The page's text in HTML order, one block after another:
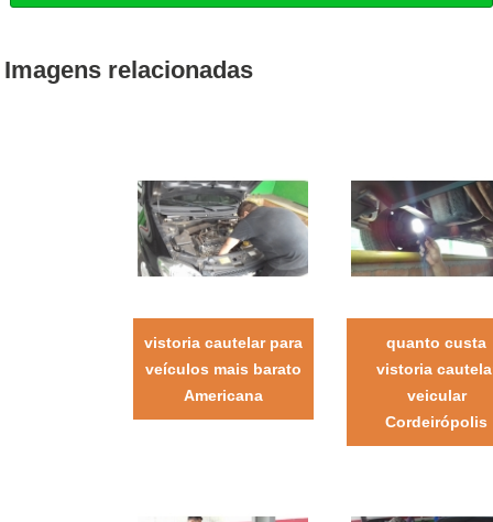
Imagens relacionadas
vistoria cautelar para
veículos mais barato
Americana
quanto custa
vistoria
veicular
Cordeirópolis